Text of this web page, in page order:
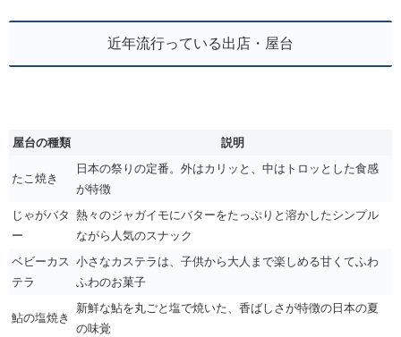
近年流行っている出店・屋台
屋台の種類 説明
たこ焼き
日本の祭りの定番。外はカリッと、中はトロッとした食感
が特徴
じゃがバタ
ー
熱々のジャガイモにバターをたっぷりと溶かしたシンプル
ながら人気のスナック
ベビーカス
テラ
小さなカステラは、子供から大人まで楽しめる甘くてふわ
ふわのお菓子
鮎の塩焼き
新鮮な鮎を丸ごと塩で焼いた、香ばしさが特徴の日本の夏
の味覚